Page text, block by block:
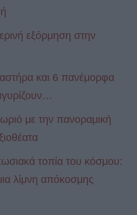
εξόρμηση στην
και 6 πανέμορφα
με την πανοραμική
τοπία του κόσμου:
λίμνη απόκοσμης